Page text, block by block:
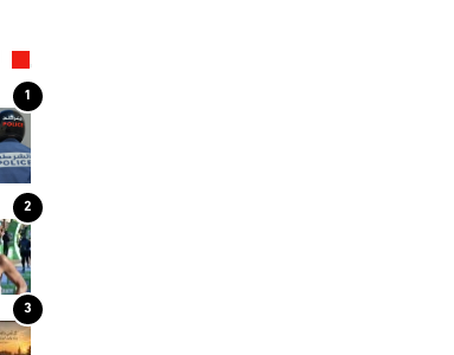
1
2
3